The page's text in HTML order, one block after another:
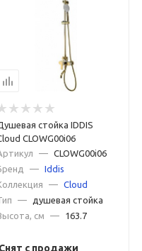
стойка IDDIS
CLOWG00i06
—
CLOWG00i06
—
Iddis
—
Cloud
—
душевая стойка
см
— 163.7
Снят с продажи